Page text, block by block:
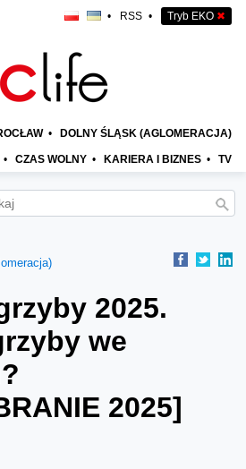
• RSS • Tryb EKO ✖
• DOLNY ŚLĄSK (AGLOMERACJA)
• CZAS WOLNY • KARIERA I BIZNES • TV
2025.
we
2025]